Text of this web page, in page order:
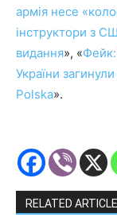
армія несе
інструктори з
видання», «Фейк:
України
Polska».
RELATED